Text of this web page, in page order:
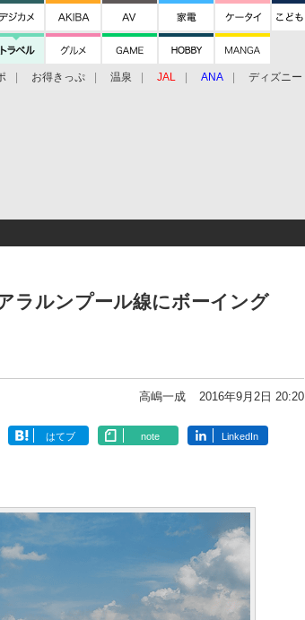
お得きっぷ 温泉 JAL ANA ディズニー
ラルンプール線にボーイング
高嶋一成 2016年9月2日 20:20
はてブ note LinkedIn